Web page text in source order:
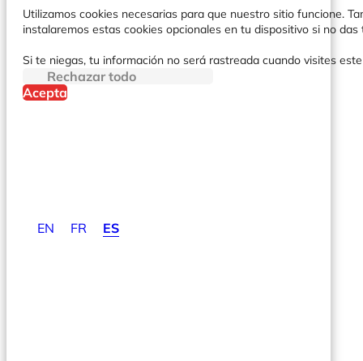
EN FR ES
Utilizamos cookies necesarias para que nuestro sitio funcione.
instalaremos estas cookies opcionales en tu dispositivo si no
Si te niegas, tu información no será rastreada cuando visites
Rechazar todo
Acepta